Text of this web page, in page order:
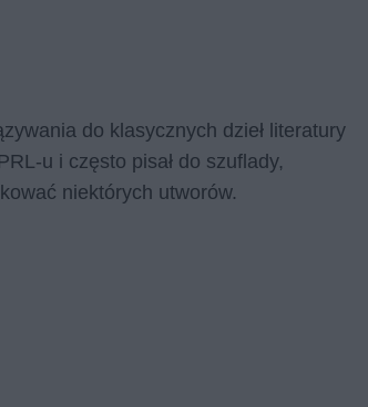
do klasycznych dzieł literatury
u i często pisał do szuflady,
niektórych utworów.